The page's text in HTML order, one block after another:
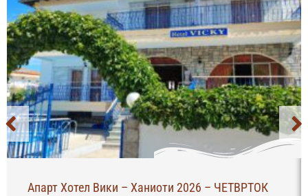
Апарт Хотел Вики – Ханиоти 2026 – ЧЕТВРТОК